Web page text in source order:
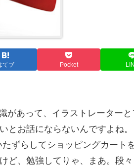
てブ Pocket
があって、イラストレーター
とお話にならないんですよね。
ずらしてショッピングカート
ど、勉強してりゃ、まあ。段々